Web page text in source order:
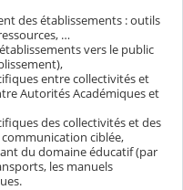
des établissements : outils
…
vers le public
entre collectivités et
Autorités Académiques et
des collectivités et des
ciblée,
du domaine éducatif (par
les manuels